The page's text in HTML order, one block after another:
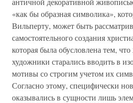
«как бы образная символика»,
Вильперту, может быть
самостоятельного создания
которая была обусловлена тем,
художники старались вводить в
мотивы со строгим учетом их
Согласно этому, специфически
оказывались в сущности лишь